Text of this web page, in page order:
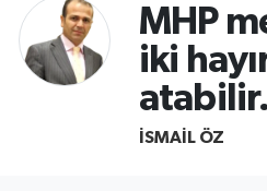
MHP
iki
İSMAIL ÖZ
Trafik Durumu
Süper Lig Puan Durumu